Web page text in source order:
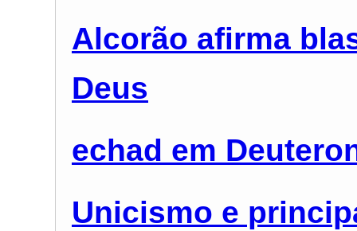
Alcorão afirma
Deus
echad em
Unicismo e